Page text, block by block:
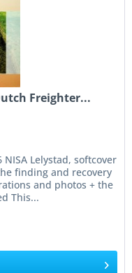
Freighter...
NISA Lelystad, softcover
finding and recovery
and photos + the
This...